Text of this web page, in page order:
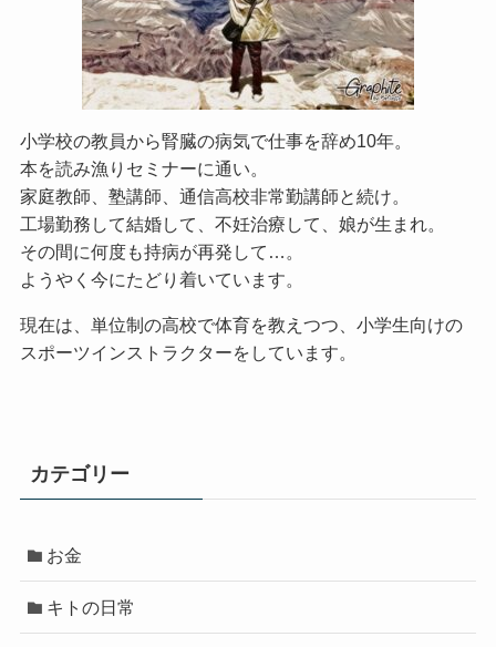
小学校の教員から腎臓の病気で仕事を辞め10年。
本を読み漁りセミナーに通い。
家庭教師、塾講師、通信高校非常勤講師と続け。
工場勤務して結婚して、不妊治療して、娘が生まれ。
その間に何度も持病が再発して…。
ようやく今にたどり着いています。
現在は、単位制の高校で体育を教えつつ、小学生向けの
スポーツインストラクターをしています。
カテゴリー
お金
キトの日常